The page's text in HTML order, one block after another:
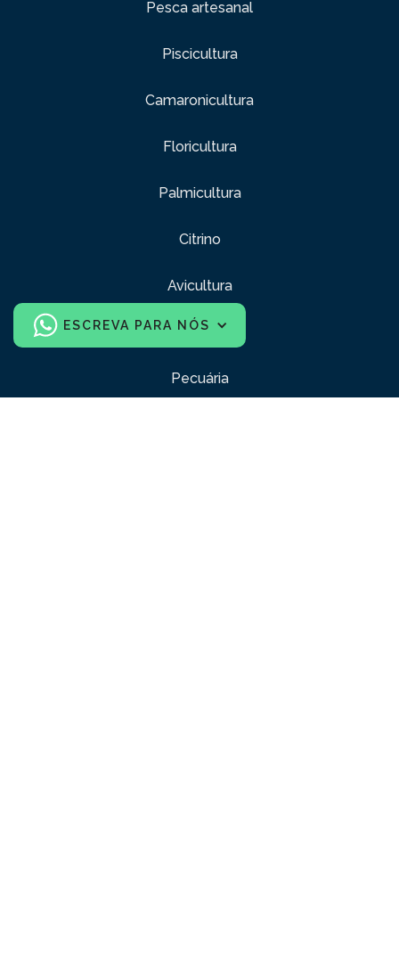
ESCREVA PARA NÓS
Pesca artesanal
Piscicultura
Camaronicultura
Floricultura
Palmicultura
Citrino
Avicultura
Canábis
Pecuária